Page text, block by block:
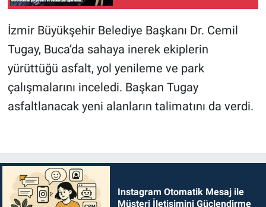
İzmir Büyükşehir Belediye Başkanı Dr. Cemil
Tugay, Buca’da sahaya inerek ekiplerin
yürüttüğü asfalt, yol yenileme ve park
çalışmalarını inceledi. Başkan Tugay
asfaltlanacak yeni alanların talimatını da verdi.
Instagram Otomatik Mesaj ile
Müşteri İletişimini Güçlendirme